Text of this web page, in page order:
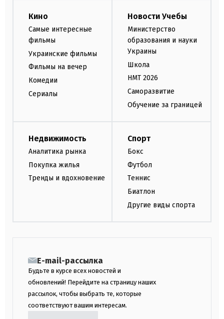
Кино
Самые интересные
фильмы
Украинские фильмы
Фильмы на вечер
Комедии
Сериалы
Новости Учебы
Министерство
образования и науки
Украины
Школа
НМТ 2026
Саморазвитие
Обучение за границей
Недвижимость
Аналитика рынка
Покупка жилья
Тренды и вдохновение
Спорт
Бокс
Футбол
Теннис
Биатлон
Другие виды спорта
E-mail-рассылка
Будьте в курсе всех новостей и
обновлений! Перейдите на страницу наших
рассылок, чтобы выбрать те, которые
соответствуют вашим интересам.